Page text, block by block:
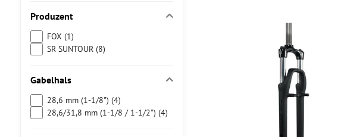
Produzent
FOX (1)
SR SUNTOUR (8)
Gabelhals
28,6 mm (1-1/8") (4)
28,6/31,8 mm (1-1/8 / 1-1/2") (4)